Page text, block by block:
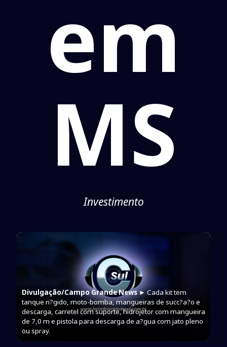
em
MS
Investimento
Divulgação/Campo Grande News► Cada kit tem
tanque ri?gido, moto-bomba, mangueiras de succ?a?o e
descarga, carretel com suporte, hidrojetor com mangueira
de 7,0 m e pistola para descarga de a?gua com jato pleno
ou spray.